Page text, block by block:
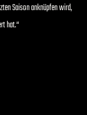
Saison anknüpfen wird,
hat.“